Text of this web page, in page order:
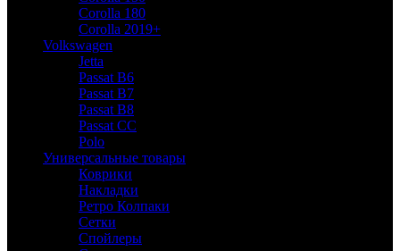
Corolla 180
Corolla 2019+
Volkswagen
Jetta
Passat B6
Passat B7
Passat B8
Passat CC
Polo
Универсальные товары
Коврики
Накладки
Ретро Колпаки
Сетки
Спойлеры